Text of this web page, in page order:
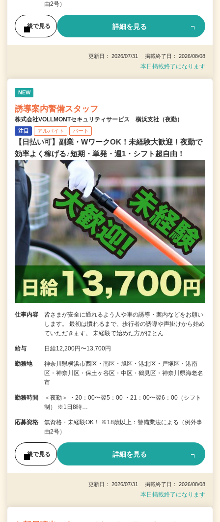
由2号）
後で見る 詳細を見る
更新日： 2026/07/31 掲載終了日： 2026/08/08
本日掲載終了になります
NEW
誘導案内警備スタッフ
株式会社VOLLMONTセキュリティサービス 横浜支社（夜勤）
注目 アルバイト パート
【日払い可】副業・WワークOK！未経験大歓迎！夜勤で
効率よく稼げる♪短期・単発・週1・シフト超自由！
仕事内容
皆さまが安全に通れるよう人や車の誘導・案内などをお願い
します。 最初は慣れるまで、歩行者の誘導や声掛けから始め
ていただきます。 未経験で始めた方がほとん…
給与 日給12,200円〜13,700円
勤務地
神奈川県横浜市西区・南区・旭区・港北区・戸塚区・港南
区・神奈川区・保土ヶ谷区・中区・鶴見区・神奈川県海老名
市
勤務時間
＜夜勤＞ ・20：00〜翌5：00 ・21：00〜翌6：00（シフト
制） ※1日8時…
応募資格
無資格・未経験OK！ ※18歳以上：警備業法による（例外事
由2号）
後で見る 詳細を見る
更新日： 2026/07/31 掲載終了日： 2026/08/08
本日掲載終了になります